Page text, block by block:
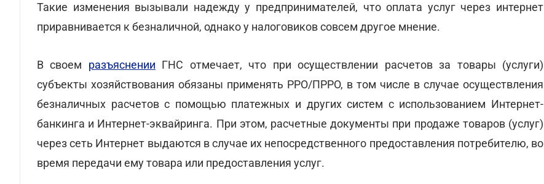
Такие изменения вызывали надежду у предпринимателей, что оплата услуг через интернет
приравнивается к безналичной, однако у налоговиков совсем другое мнение.
В своем разъяснении ГНС отмечает, что при осуществлении расчетов за товары (услуги)
субъекты хозяйствования обязаны применять РРО/ПРРО, в том числе в случае осуществления
безналичных расчетов с помощью платежных и других систем с использованием Интернет-
банкинга и Интернет-эквайринга. При этом, расчетные документы при продаже товаров (услуг)
через сеть Интернет выдаются в случае их непосредственного предоставления потребителю, во
время передачи ему товара или предоставления услуг.